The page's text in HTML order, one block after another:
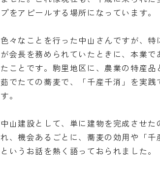
プをアピールする場所になっています。
色々なことを行った中山さんですが、
が会長を務められていたときに、本業
たことです。駒里地区に、農業の特産
茹でたての蕎麦で、「千産千消」を実
す。
中山建設として、単に建物を完成させ
れ、機会あるごとに、蕎麦の効用や「
というお話を熱く語っておられました。